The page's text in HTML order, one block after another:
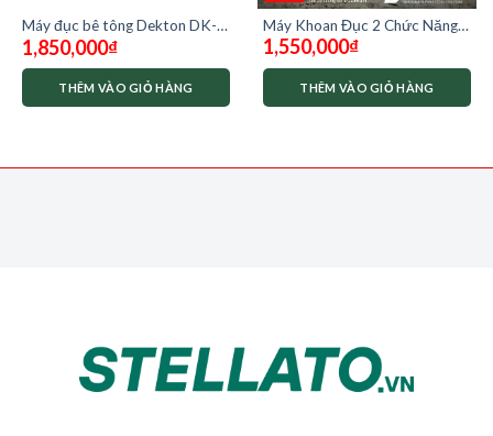
Máy đục bê tông Dekton DK-
HD3501
1,850,000₫
THÊM VÀO GIỎ HÀNG
Máy Khoan Đục 2 Chức Năng
Dekton M21-RH2702BL ( chưa
có pin và sạc)
1,550,000₫
THÊM VÀO GIỎ HÀNG